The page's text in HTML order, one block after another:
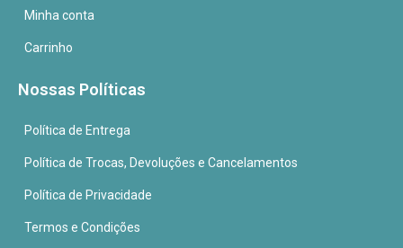
Minha conta
Carrinho
Nossas Políticas
Política de Entrega
Política de Trocas, Devoluções e Cancelamentos
Política de Privacidade
Termos e Condições